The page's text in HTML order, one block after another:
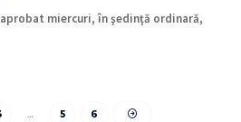
miercuri, în şedinţă ordinară,
… 5 6